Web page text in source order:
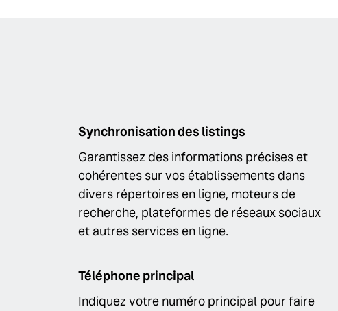
Synchronisation des listings
Garantissez des informations précises et
cohérentes sur vos établissements dans
divers répertoires en ligne, moteurs de
recherche, plateformes de réseaux sociaux
et autres services en ligne.
Téléphone principal
Indiquez votre numéro principal pour faire